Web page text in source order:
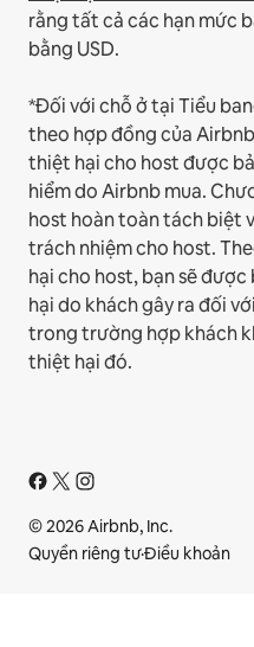
rằng tất cả các hạn mức
bằng USD.
*Đối với chỗ ở tại Tiểu
theo hợp đồng của
thiệt hại cho host được
hiểm do Airbnb mua.
host hoàn toàn tách biệt
trách nhiệm cho host.
hại cho host, bạn sẽ
hại do khách gây ra đối
trong trường hợp khách
thiệt hại đó.
© 2026 Airbnb, Inc.
Quyền riêng tư·Điều khoản